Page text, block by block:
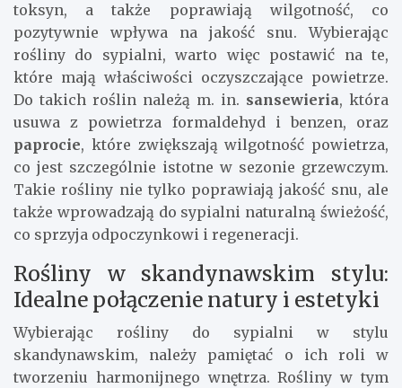
toksyn, a także poprawiają wilgotność, co
pozytywnie wpływa na jakość snu. Wybierając
rośliny do sypialni, warto więc postawić na te,
które mają właściwości oczyszczające powietrze.
Do takich roślin należą m. in. sansewieria, która
usuwa z powietrza formaldehyd i benzen, oraz
paprocie, które zwiększają wilgotność powietrza,
co jest szczególnie istotne w sezonie grzewczym.
Takie rośliny nie tylko poprawiają jakość snu, ale
także wprowadzają do sypialni naturalną świeżość,
co sprzyja odpoczynkowi i regeneracji.
Rośliny w skandynawskim stylu:
Idealne połączenie natury i estetyki
Wybierając rośliny do sypialni w stylu
skandynawskim, należy pamiętać o ich roli w
tworzeniu harmonijnego wnętrza. Rośliny w tym